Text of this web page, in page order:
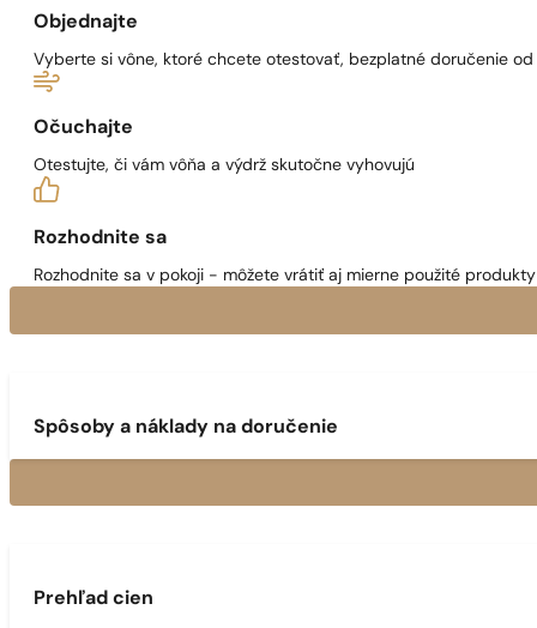
Objednajte
Vyberte si vône, ktoré chcete otestovať, bezplatné doručenie
Očuchajte
Otestujte, či vám vôňa a výdrž skutočne vyhovujú
Rozhodnite sa
Rozhodnite sa v pokoji - môžete vrátiť aj mierne použité
Spôsoby a náklady na doručenie
Prehľad cien